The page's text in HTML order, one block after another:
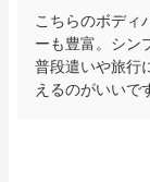
こちらのボディ
ーも豊富。シン
普段遣いや旅行
えるのがいいで